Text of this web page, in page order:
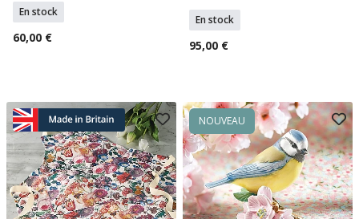
En stock
60,00 €
En stock
95,00 €
NOUVEAU